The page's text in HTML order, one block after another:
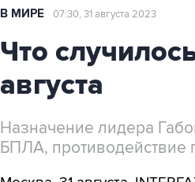
В МИРЕ 07:30, 31 августа 2023
Что
августа
Назначение лидера
БПЛА, противодействие